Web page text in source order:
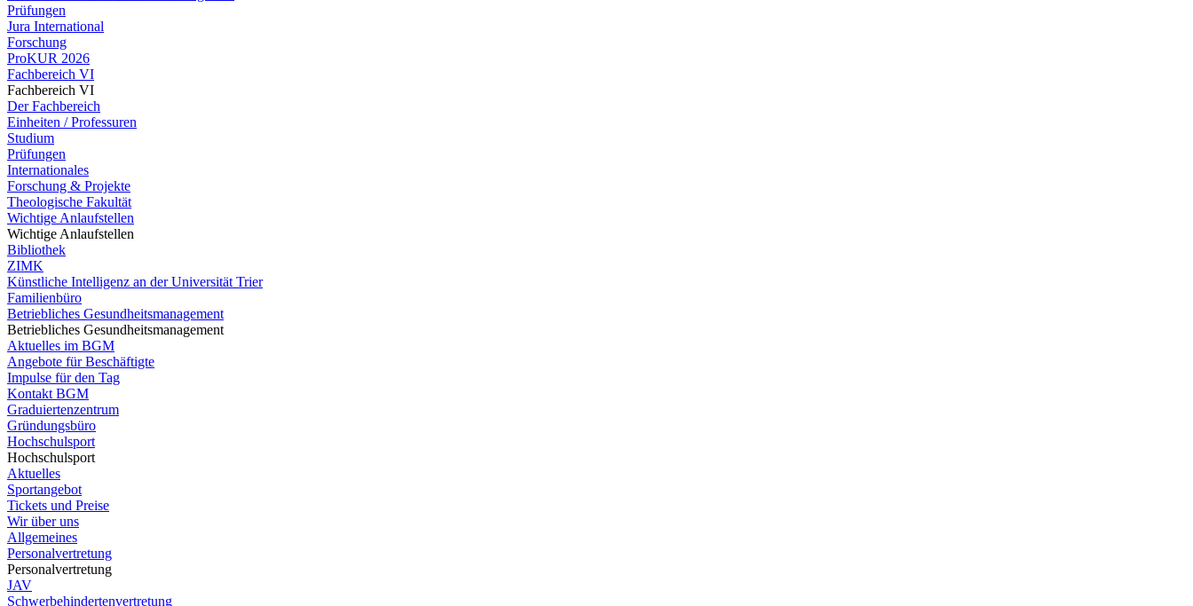
Prüfungen
Jura International
Forschung
ProKUR 2026
Fachbereich VI
Fachbereich VI
Der Fachbereich
Einheiten / Professuren
Studium
Prüfungen
Internationales
Forschung & Projekte
Theologische Fakultät
Wichtige Anlaufstellen
Wichtige Anlaufstellen
Bibliothek
ZIMK
Künstliche Intelligenz an der Universität Trier
Familienbüro
Betriebliches Gesundheitsmanagement
Betriebliches Gesundheitsmanagement
Aktuelles im BGM
Angebote für Beschäftigte
Impulse für den Tag
Kontakt BGM
Graduiertenzentrum
Gründungsbüro
Hochschulsport
Hochschulsport
Aktuelles
Sportangebot
Tickets und Preise
Wir über uns
Allgemeines
Personalvertretung
Personalvertretung
JAV
Schwerbehindertenvertretung